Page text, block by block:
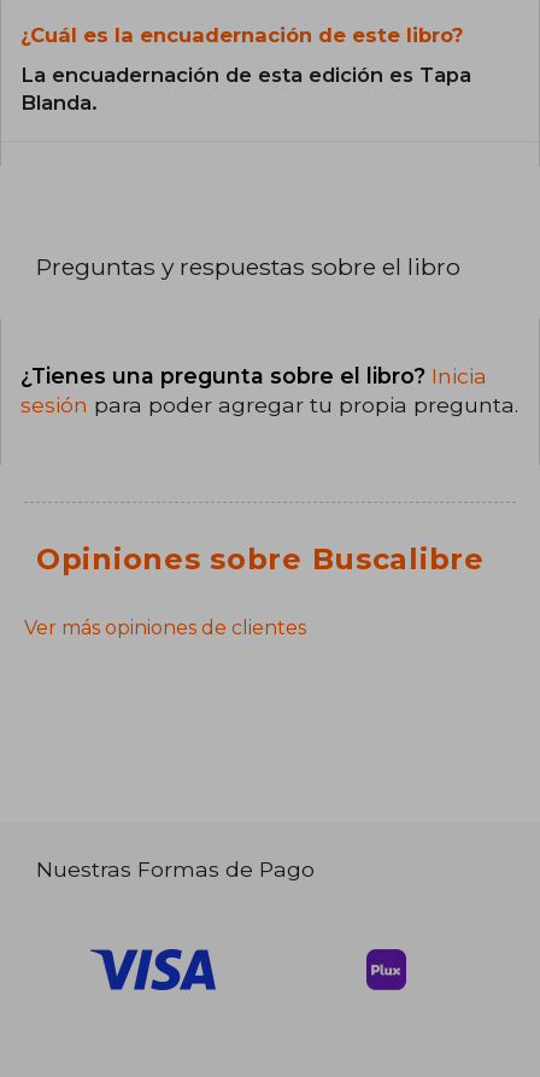
¿Cuál es la encuadernación de este libro?
La encuadernación de esta edición es Tapa
Blanda.
Preguntas y respuestas sobre el libro
¿Tienes una pregunta sobre el libro? Inicia
sesión para poder agregar tu propia pregunta.
Opiniones sobre Buscalibre
Ver más opiniones de clientes
Nuestras Formas de Pago